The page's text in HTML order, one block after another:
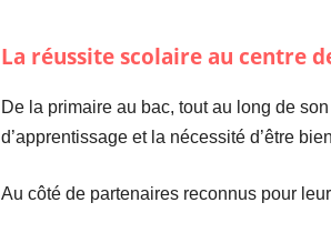
La réussite scolaire au centre
De la primaire au bac, tout au long de
d’apprentissage et la nécessité d’être
Au côté de partenaires reconnus pour